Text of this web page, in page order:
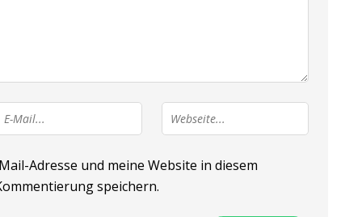
Adresse und meine Website in diesem
speichern.